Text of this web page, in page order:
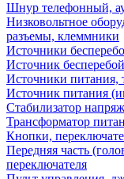
Шнур телефонный,
Низковольтное
разъемы, клеммники
Источники
Источник
Источники питания,
Источник питания
Стабилизатор
Трансформатор
Кнопки,
Передняя часть
переключателя